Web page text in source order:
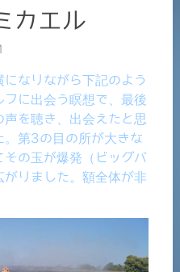
カエル
なりながら下記のよう
に出会う瞑想で、最後
を聴き、出会えたと思
。第3の目の所が大きな
の玉が爆発（ビッグバ
りました。額全体が非